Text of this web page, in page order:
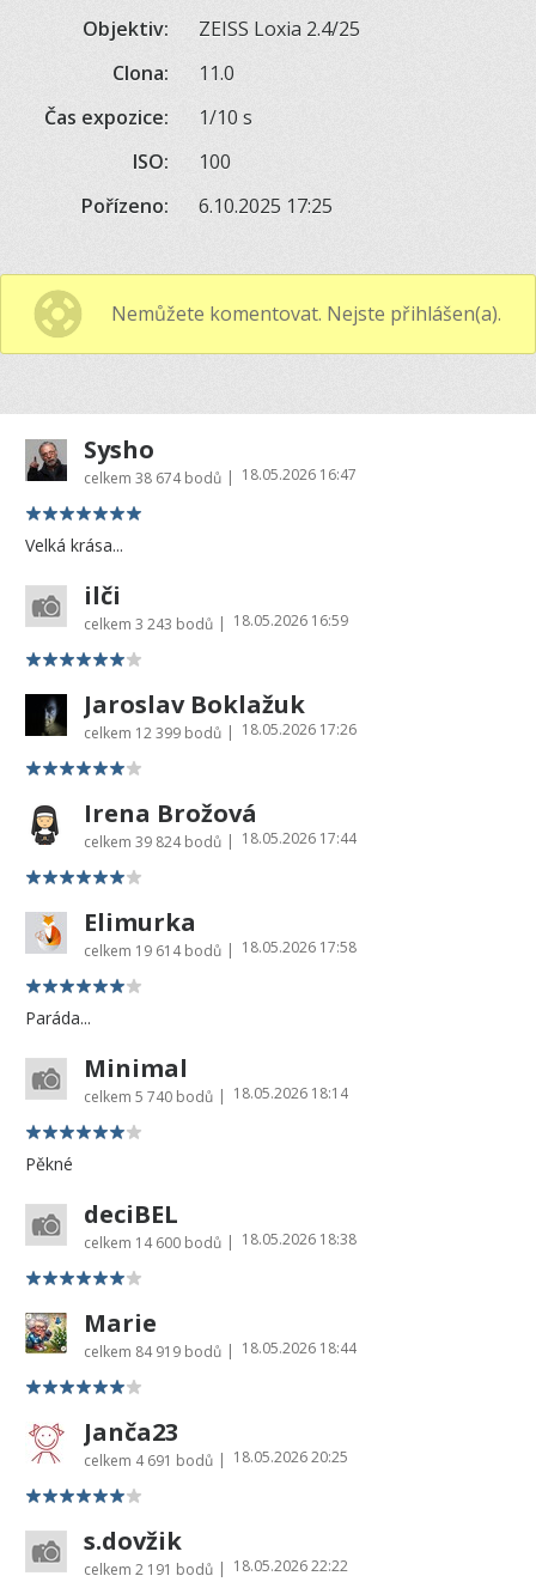
Objektiv:
ZEISS Loxia 2.4/25
Clona:
11.0
Čas expozice:
1/10 s
ISO:
100
Pořízeno:
6.10.2025 17:25
Nemůžete komentovat. Nejste přihlášen(a).
Sysho
celkem 38 674 bodů | 18.05.2026 16:47
Velká krása...
ilči
celkem 3 243 bodů | 18.05.2026 16:59
Jaroslav Boklažuk
celkem 12 399 bodů | 18.05.2026 17:26
Irena Brožová
celkem 39 824 bodů | 18.05.2026 17:44
Elimurka
celkem 19 614 bodů | 18.05.2026 17:58
Paráda...
Minimal
celkem 5 740 bodů | 18.05.2026 18:14
Pěkné
deciBEL
celkem 14 600 bodů | 18.05.2026 18:38
Marie
celkem 84 919 bodů | 18.05.2026 18:44
Janča23
celkem 4 691 bodů | 18.05.2026 20:25
s.dovžik
celkem 2 191 bodů | 18.05.2026 22:22